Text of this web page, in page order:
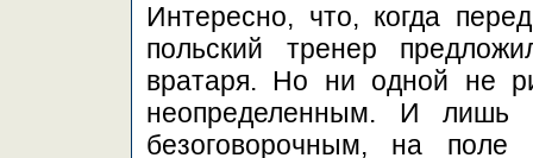
Интересно, что, когда
польский тренер
вратаря. Но ни одной не
неопределенным. И лишь
безоговорочным, на поле